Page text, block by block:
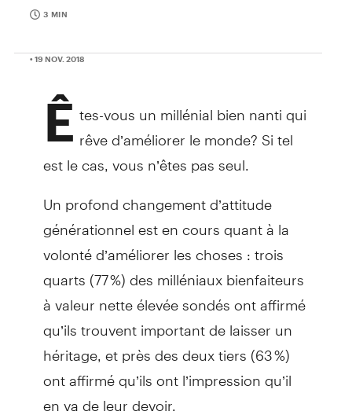
3 MIN
• 19 NOV. 2018
Ê tes-vous un millénial bien nanti qui
rêve d’améliorer le monde? Si tel
est le cas, vous n’êtes pas seul.
Un profond changement d’attitude
générationnel est en cours quant à la
volonté d’améliorer les choses : trois
quarts (77 %) des milléniaux bienfaiteurs
à valeur nette élevée sondés ont affirmé
qu’ils trouvent important de laisser un
héritage, et près des deux tiers (63 %)
ont affirmé qu’ils ont l’impression qu’il
en va de leur devoir.